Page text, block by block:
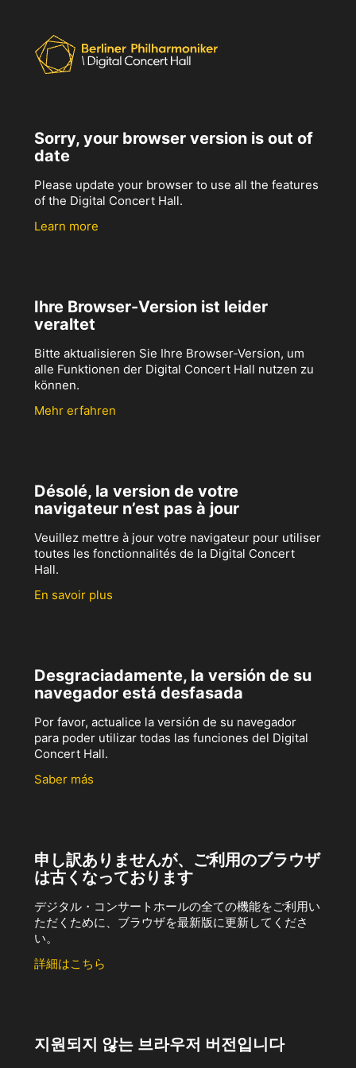
Sorry, your browser version is out of
date
Please update your browser to use all the features
of the Digital Concert Hall.
Learn more
Ihre Browser-Version ist leider
veraltet
Bitte aktualisieren Sie Ihre Browser-Version, um
alle Funktionen der Digital Concert Hall nutzen zu
können.
Mehr erfahren
Désolé, la version de votre
navigateur n’est pas à jour
Veuillez mettre à jour votre navigateur pour utiliser
toutes les fonctionnalités de la Digital Concert
Hall.
En savoir plus
Desgraciadamente, la versión de su
navegador está desfasada
Por favor, actualice la versión de su navegador
para poder utilizar todas las funciones del Digital
Concert Hall.
Saber más
申し訳ありませんが、ご利用のブラウザ
は古くなっております
デジタル・コンサートホールの全ての機能をご利用い
ただくために、ブラウザを最新版に更新してくださ
い。
詳細はこちら
지원되지 않는 브라우저 버전입니다